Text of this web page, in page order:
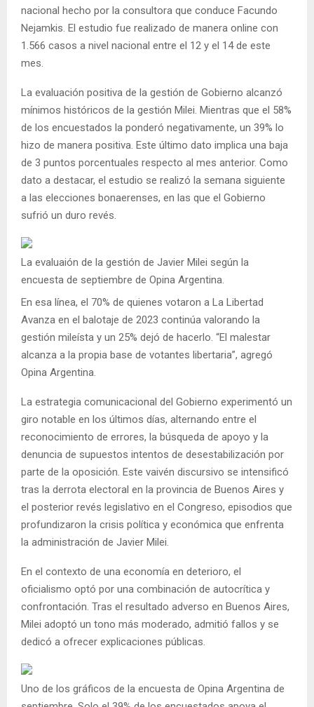
nacional hecho por la consultora que conduce Facundo
Nejamkis. El estudio fue realizado de manera online con
1.566 casos a nivel nacional entre el 12 y el 14 de este
mes.
La evaluación positiva de la gestión de Gobierno alcanzó
mínimos históricos de la gestión Milei. Mientras que el 58%
de los encuestados la ponderó negativamente, un 39% lo
hizo de manera positiva. Este último dato implica una baja
de 3 puntos porcentuales respecto al mes anterior. Como
dato a destacar, el estudio se realizó la semana siguiente
a las elecciones bonaerenses, en las que el Gobierno
sufrió un duro revés.
La evaluaión de la gestión de Javier Milei según la
encuesta de septiembre de Opina Argentina.
En esa línea, el 70% de quienes votaron a La Libertad
Avanza en el balotaje de 2023 continúa valorando la
gestión mileísta y un 25% dejó de hacerlo. “El malestar
alcanza a la propia base de votantes libertaria”, agregó
Opina Argentina.
La estrategia comunicacional del Gobierno experimentó un
giro notable en los últimos días, alternando entre el
reconocimiento de errores, la búsqueda de apoyo y la
denuncia de supuestos intentos de desestabilización por
parte de la oposición. Este vaivén discursivo se intensificó
tras la derrota electoral en la provincia de Buenos Aires y
el posterior revés legislativo en el Congreso, episodios que
profundizaron la crisis política y económica que enfrenta
la administración de Javier Milei.
En el contexto de una economía en deterioro, el
oficialismo optó por una combinación de autocrítica y
confrontación. Tras el resultado adverso en Buenos Aires,
Milei adoptó un tono más moderado, admitió fallos y se
dedicó a ofrecer explicaciones públicas.
Uno de los gráficos de la encuesta de Opina Argentina de